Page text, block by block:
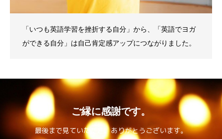
「いつも英語学習を挫折する自分」から、「英語でヨガ
ができる自分」は自己肯定感アップにつながりました。
ご縁に感謝です。
最後まで見ていただき、ありがとうございます。